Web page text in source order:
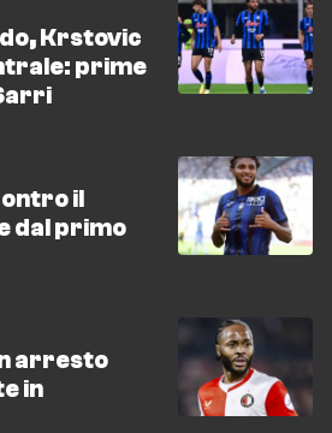
Krstovic
prime
il
dal primo
arresto
in